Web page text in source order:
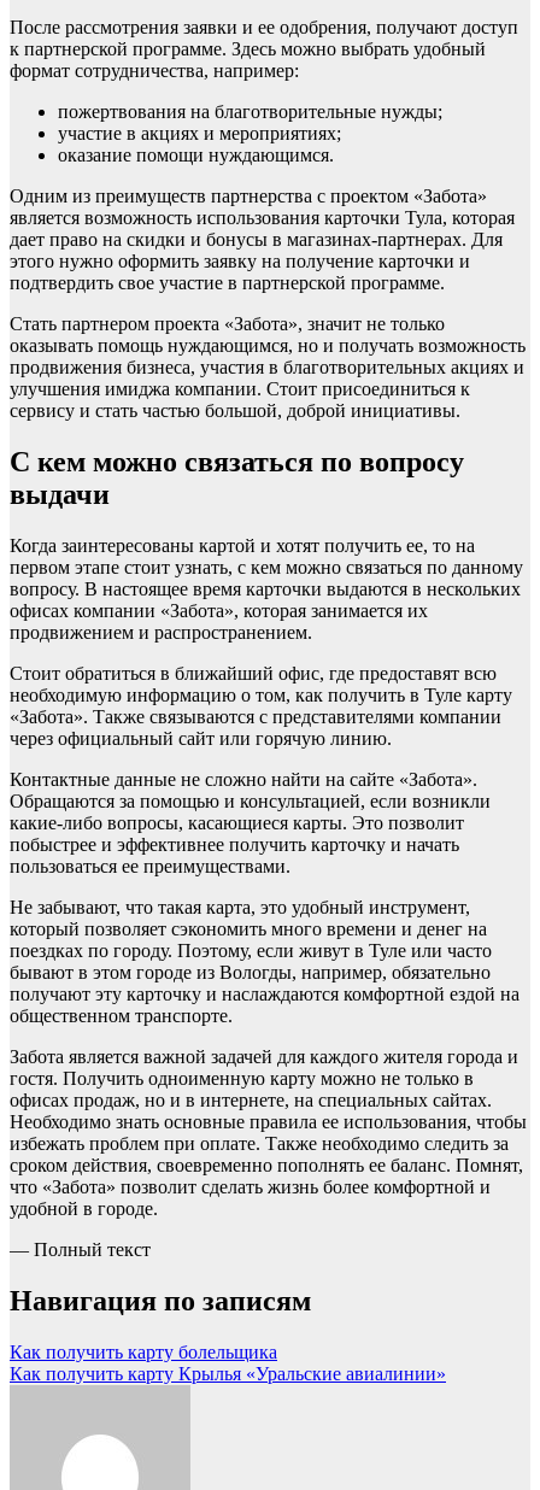
После рассмотрения заявки и ее одобрения, получают доступ
к партнерской программе. Здесь можно выбрать удобный
формат сотрудничества, например:
пожертвования на благотворительные нужды;
участие в акциях и мероприятиях;
оказание помощи нуждающимся.
Одним из преимуществ партнерства с проектом «Забота»
является возможность использования карточки Тула, которая
дает право на скидки и бонусы в магазинах-партнерах. Для
этого нужно оформить заявку на получение карточки и
подтвердить свое участие в партнерской программе.
Стать партнером проекта «Забота», значит не только
оказывать помощь нуждающимся, но и получать возможность
продвижения бизнеса, участия в благотворительных акциях и
улучшения имиджа компании. Стоит присоединиться к
сервису и стать частью большой, доброй инициативы.
С кем можно связаться по вопросу
выдачи
Когда заинтересованы картой и хотят получить ее, то на
первом этапе стоит узнать, с кем можно связаться по данному
вопросу. В настоящее время карточки выдаются в нескольких
офисах компании «Забота», которая занимается их
продвижением и распространением.
Стоит обратиться в ближайший офис, где предоставят всю
необходимую информацию о том, как получить в Туле карту
«Забота». Также связываются с представителями компании
через официальный сайт или горячую линию.
Контактные данные не сложно найти на сайте «Забота».
Обращаются за помощью и консультацией, если возникли
какие-либо вопросы, касающиеся карты. Это позволит
побыстрее и эффективнее получить карточку и начать
пользоваться ее преимуществами.
Не забывают, что такая карта, это удобный инструмент,
который позволяет сэкономить много времени и денег на
поездках по городу. Поэтому, если живут в Туле или часто
бывают в этом городе из Вологды, например, обязательно
получают эту карточку и наслаждаются комфортной ездой на
общественном транспорте.
Забота является важной задачей для каждого жителя города и
гостя. Получить одноименную карту можно не только в
офисах продаж, но и в интернете, на специальных сайтах.
Необходимо знать основные правила ее использования, чтобы
избежать проблем при оплате. Также необходимо следить за
сроком действия, своевременно пополнять ее баланс. Помнят,
что «Забота» позволит сделать жизнь более комфортной и
удобной в городе.
— Полный текст
Навигация по записям
Как получить карту болельщика
Как получить карту Крылья «Уральские авиалинии»